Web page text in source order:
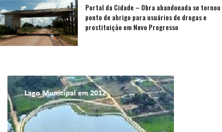
Portal da Cidade – Obra abandonada se tornou
ponto de abrigo para usuários de drogas e
prostituição em Novo Progresso